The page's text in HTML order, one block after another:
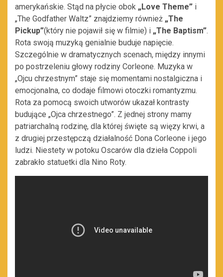
amerykańskie. Stąd na płycie obok „Love Theme” i
„The Godfather Waltz” znajdziemy również „The
Pickup”(który nie pojawił się w filmie) i „The Baptism”.
Rota swoją muzyką genialnie buduje napięcie.
Szczególnie w dramatycznych scenach, między innymi
po postrzeleniu głowy rodziny Corleone. Muzyka w
„Ojcu chrzestnym” staje się momentami nostalgiczna i
emocjonalna, co dodaje filmowi otoczki romantyzmu.
Rota za pomocą swoich utworów ukazał kontrasty
budujące „Ojca chrzestnego”. Z jednej strony mamy
patriarchalną rodzinę, dla której święte są więzy krwi, a
z drugiej przestępczą działalność Dona Corleone i jego
ludzi. Niestety w potoku Oscarów dla dzieła Coppoli
zabrakło statuetki dla Nino Roty.